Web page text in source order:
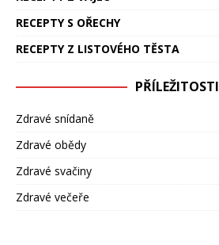
RECEPTY S OŘECHY
RECEPTY Z LISTOVÉHO TĚSTA
PŘÍLEŽITOSTI
Zdravé snídaně
Zdravé obědy
Zdravé svačiny
Zdravé večeře